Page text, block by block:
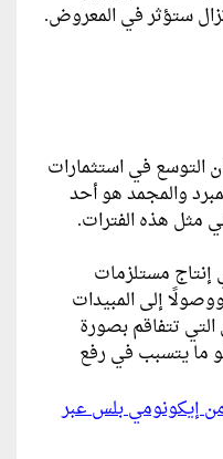
ستؤثر في المعروض.
التوسع في استثمارات
والمجمد هو أحد
مثل هذه الفترات.
إنتاج مستلزمات
إلى المبيدات
تتفاقم بصورة
ما يتسبب في رفع
من إيكونومي بلس عبر